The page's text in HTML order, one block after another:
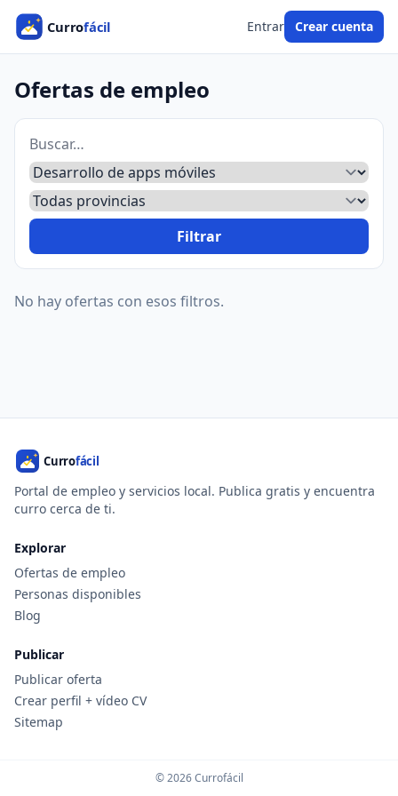
Entrar Crear cuenta
Ofertas de empleo
Filtrar
No hay ofertas con esos filtros.
Portal de empleo y servicios local. Publica gratis y encuentra
curro cerca de ti.
Explorar
Ofertas de empleo
Personas disponibles
Blog
Publicar
Publicar oferta
Crear perfil + vídeo CV
Sitemap
© 2026 Currofácil